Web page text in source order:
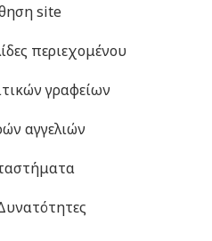
site
περιεχομένου
γραφείων
αγγελιών